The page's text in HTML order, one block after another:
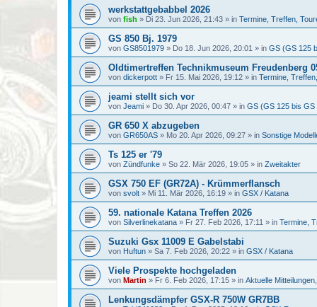
werkstattgebabbel 2026
von fish » Di 23. Jun 2026, 21:43 » in Termine, Treffen,
GS 850 Bj. 1979
von GS8501979 » Do 18. Jun 2026, 20:01 » in GS (GS 125
Oldtimertreffen Technikmuseum Freudenberg
von dickerpott » Fr 15. Mai 2026, 19:12 » in Termine,
jeami stellt sich vor
von Jeami » Do 30. Apr 2026, 00:47 » in GS (GS 125 bis GS
GR 650 X abzugeben
von GR650AS » Mo 20. Apr 2026, 09:27 » in Sonstige
Ts 125 er '79
von Zündfunke » So 22. Mär 2026, 19:05 » in Zweitakter
GSX 750 EF (GR72A) - Krümmerflansch
von svolt » Mi 11. Mär 2026, 16:19 » in GSX / Katana
59. nationale Katana Treffen 2026
von Silverlinekatana » Fr 27. Feb 2026, 17:11 » in Termine,
Suzuki Gsx 11009 E Gabelstabi
von Huftun » Sa 7. Feb 2026, 20:22 » in GSX / Katana
Viele Prospekte hochgeladen
von Martin » Fr 6. Feb 2026, 17:15 » in Aktuelle
Lenkungsdämpfer GSX-R 750W GR7BB